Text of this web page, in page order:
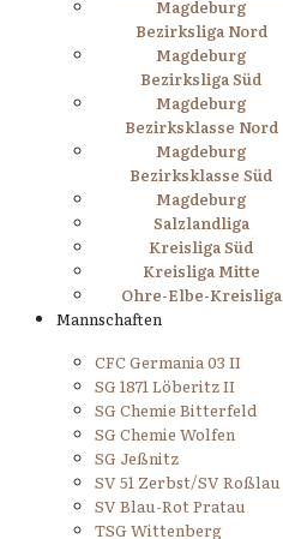
Magdeburg
Bezirksliga Nord
Magdeburg
Bezirksliga Süd
Magdeburg
Bezirksklasse Nord
Magdeburg
Bezirksklasse Süd
Magdeburg
Salzlandliga
Kreisliga Süd
Kreisliga Mitte
Ohre-Elbe-Kreisliga
Mannschaften
CFC Germania 03 II
SG 1871 Löberitz II
SG Chemie Bitterfeld
SG Chemie Wolfen
SG Jeßnitz
SV 51 Zerbst/SV Roßlau
SV Blau-Rot Pratau
TSG Wittenberg